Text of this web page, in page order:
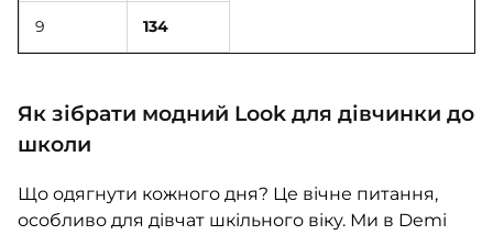
9 134
Як зібрати модний Look для дівчинки до
школи
Що одягнути кожного дня? Це вічне питання,
особливо для дівчат шкільного віку. Ми в Demi